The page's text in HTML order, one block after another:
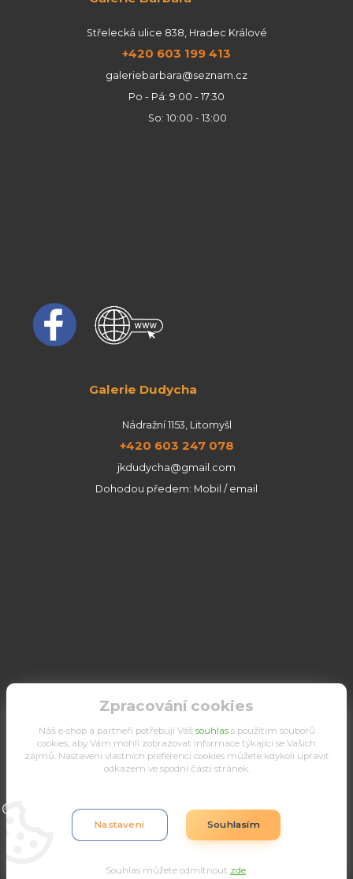
Střelecká ulice 838, Hradec Králové
+420 603 199 413
galeriebarbara@seznam.cz
Po - Pá: 9:00 - 17:30
So: 10:00 - 13:00
Galerie Dudycha
Nádražní 1153, Litomyšl
+420 603 247 078
jkdudycha@gmail.com
Dohodou předem: Mobil / email
Upravit sběr cookies.
Zpracování cookies
Náš e-shop a partneři potřebují Váš souhlass použitím souborů
cookies, aby Vám mohli zobrazovat informace týkající se Vašich
zájmů. Nastavení vlastních preferencí cookies můžete kdykoli upravit
odkazem ve spodní části stránek.
Nastavení Souhlasím
Souhlas můžete odmítnout zde.